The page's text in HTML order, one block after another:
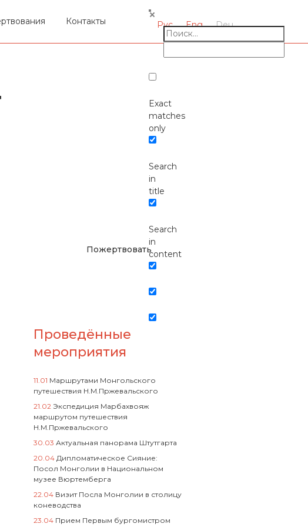
Контакты
Exact
matches
only
Search
in
title
Search
in
content
Рус Eng Deu
Окажите поддержку
руским проектам в
Пожертвовать
Проведённые
мероприятия
11.01 Маршрутами Монгольского
путешествия Н.М.Пржевальского
21.02 Экспедиция Марбахвояж
маршрутом путешествия
Н.М.Пржевальского
30.03 Актуальная панорама Штутгарта
20.04 Дипломатическое Сияние:
Посол Монголии в Национальном
музее Вюртемберга
22.04 Визит Посла Монголии в столицу
коневодства
23.04 Прием Первым бургомистром